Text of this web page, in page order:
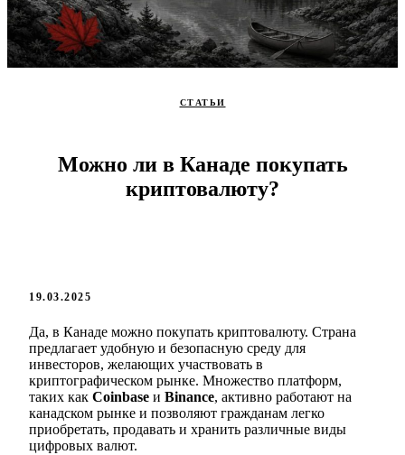
СТАТЬИ
Можно ли в Канаде покупать
криптовалюту?
19.03.2025
Да, в Канаде можно покупать криптовалюту. Страна
предлагает удобную и безопасную среду для
инвесторов, желающих участвовать в
криптографическом рынке. Множество платформ,
таких как Coinbase и Binance, активно работают на
канадском рынке и позволяют гражданам легко
приобретать, продавать и хранить различные виды
цифровых валют.